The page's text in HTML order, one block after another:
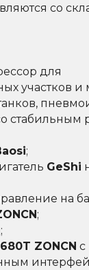
со
для
участков и
стабильным
;
GeShi
на
;
ZONCN с